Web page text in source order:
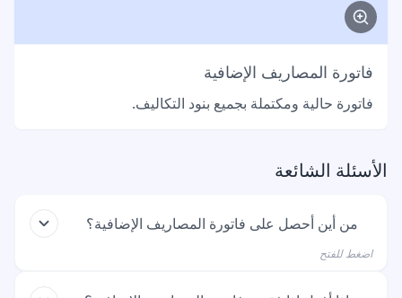
فاتورة المصاريف الإضافية
فاتورة حالية ومكتملة بجميع بنود التكاليف.
الأسئلة الشائعة
من أين أحصل على فاتورة المصاريف الإضافية؟
اضغط للفتح
تحصل على فاتورة المصاريف الإضافية مرة واحدة في